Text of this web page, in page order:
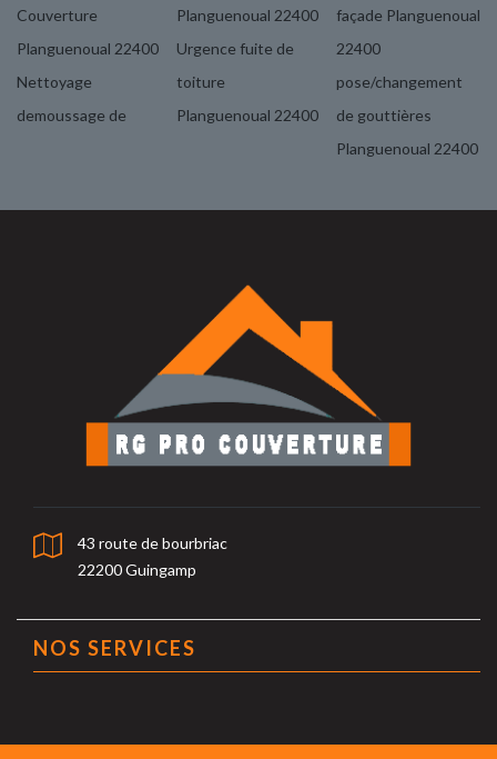
Couverture
Planguenoual 22400
Nettoyage
demoussage de
Planguenoual 22400
Urgence fuite de
toiture
Planguenoual 22400
façade Planguenoual
22400
pose/changement
de gouttières
Planguenoual 22400
43 route de bourbriac
22200 Guingamp
NOS SERVICES